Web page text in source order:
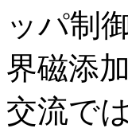
ッパ制
界磁添
交流で